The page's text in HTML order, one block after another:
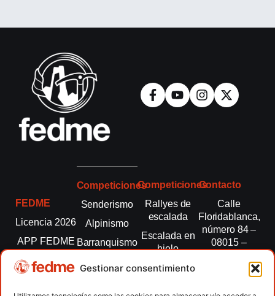
Gestionar consentimiento
FEDME
Licencia 2026
APP FEDME
Transparencia
autonómicas
Competiciones
Senderismo
Alpinismo
Barranquismo
montaña
Escalada
Competiciones
Rallyes de
escalada
Escalada en
hielo
Esquí de
Contacto
Calle
Floridablanca,
número 84 –
08015 –
fedme@fedme.es
934 264 267